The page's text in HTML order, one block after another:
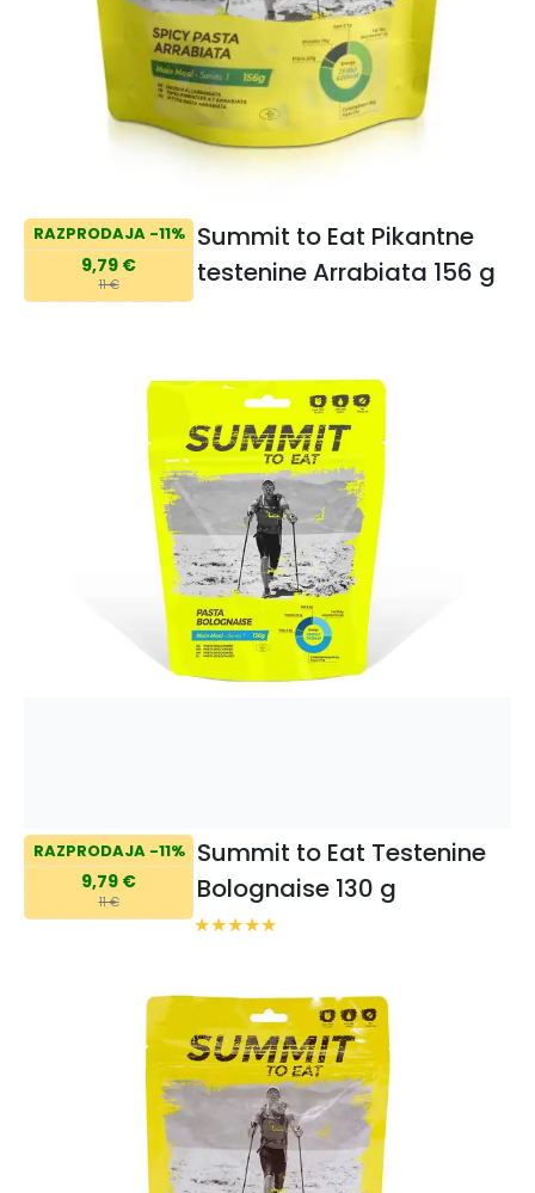
RAZPRODAJA -11%
9,79 €
11 €
Summit to Eat Pikantne
testenine Arrabiata 156 g
RAZPRODAJA -11%
9,79 €
11 €
Summit to Eat Testenine
Bolognaise 130 g